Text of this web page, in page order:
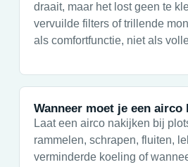
draait, maar het lost geen te
vervuilde filters of trillende
als comfortfunctie, niet als
Wanneer moet je een airco
Laat een airco nakijken bij
rammelen, schrapen, fluiten,
verminderde koeling of